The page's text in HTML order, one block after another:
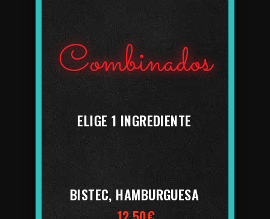
Combinados
ELIGE 1 INGREDIENTE
BISTEC, HAMBURGUESA